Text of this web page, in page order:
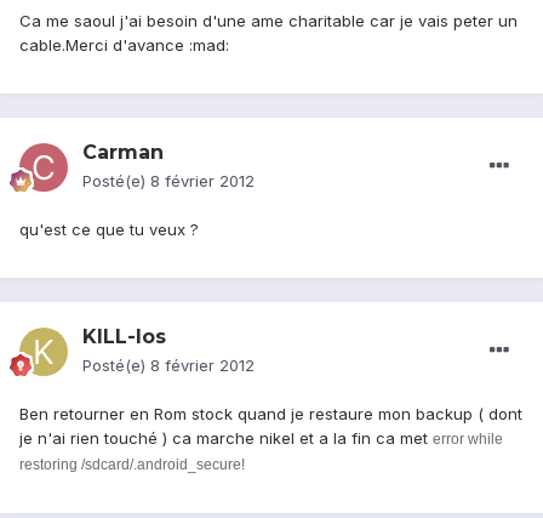
Ca me saoul j'ai besoin d'une ame charitable car je vais peter un
cable.Merci d'avance :mad:
Carman
Posté(e) 8 février 2012
qu'est ce que tu veux ?
KILL-Ios
Posté(e) 8 février 2012
Ben retourner en Rom stock quand je restaure mon backup ( dont
je n'ai rien touché ) ca marche nikel et a la fin ca met error while
restoring /sdcard/.android_secure!